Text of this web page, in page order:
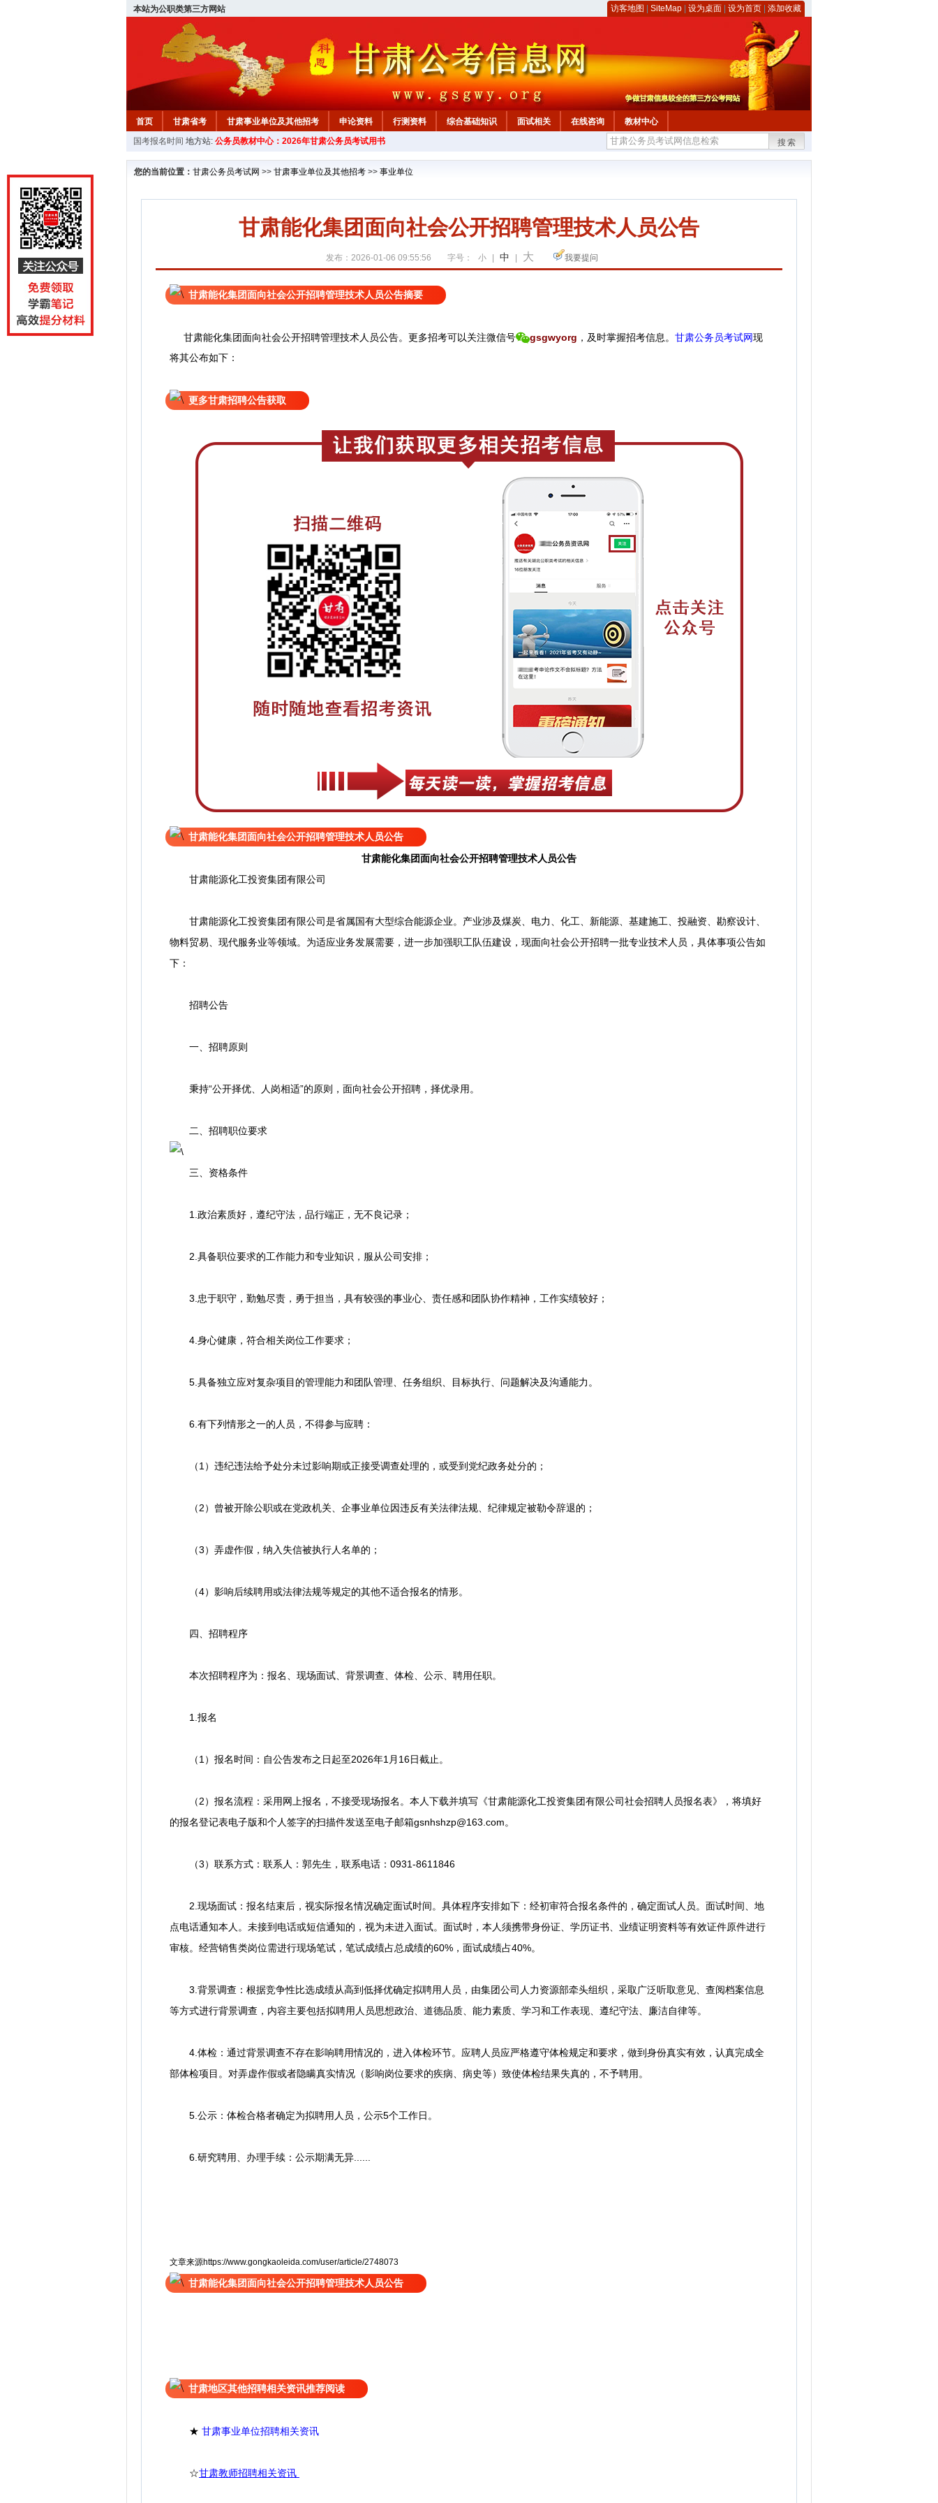
本站为公职类第三方网站 访客地图 SiteMap 设为桌面 设为首页 添加收藏
首页 甘肃省考 甘肃事业单位及其他招考 申论资料 行测资料 综合基础知识 面试相关 在线咨询
教材中心
国考报名时间 地方站: 公务员教材中心：2026年甘肃公务员考试用书 搜索
您的当前位置： 甘肃公务员考试网 >> 甘肃事业单位及其他招考 >> 事业单位
甘肃能化集团面向社会公开招聘管理技术人员公告
发布：2026-01-06 09:55:56 字号： 小 中 大 我要提问
甘肃能化集团面向社会公开招聘管理技术人员公告摘要
甘肃能化集团面向社会公开招聘管理技术人员公告。 更多招考可以关注微信号 gsgwyorg ， 及时掌握招考信息。 甘肃公务员考试网现
将其公布如下：
更多甘肃招聘公告获取
甘肃能化集团面向社会公开招聘管理技术人员公告
甘肃能化集团面向社会公开招聘管理技术人员公告
甘肃能源化工投资集团有限公司
甘肃能源化工投资集团有限公司是省属国有大型综合能源企业。产业涉及煤炭、电力、化工、新能源、基建施工、投融资、勘察设计、
物料贸易、现代服务业等领域。为适应业务发展需要，进一步加强职工队伍建设，现面向社会公开招聘一批专业技术人员，具体事项公告如
下：
招聘公告
一、招聘原则
秉持“公开择优、人岗相适”的原则，面向社会公开招聘，择优录用。
二、招聘职位要求
三、资格条件
1.政治素质好，遵纪守法，品行端正，无不良记录；
2.具备职位要求的工作能力和专业知识，服从公司安排；
3.忠于职守，勤勉尽责，勇于担当，具有较强的事业心、责任感和团队协作精神，工作实绩较好；
4.身心健康，符合相关岗位工作要求；
5.具备独立应对复杂项目的管理能力和团队管理、任务组织、目标执行、问题解决及沟通能力。
6.有下列情形之一的人员，不得参与应聘：
（1）违纪违法给予处分未过影响期或正接受调查处理的，或受到党纪政务处分的；
（2）曾被开除公职或在党政机关、企事业单位因违反有关法律法规、纪律规定被勒令辞退的；
（3）弄虚作假，纳入失信被执行人名单的；
（4）影响后续聘用或法律法规等规定的其他不适合报名的情形。
四、招聘程序
本次招聘程序为：报名、现场面试、背景调查、体检、公示、聘用任职。
1.报名
（1）报名时间：自公告发布之日起至2026年1月16日截止。
（2）报名流程：采用网上报名，不接受现场报名。本人下载并填写《甘肃能源化工投资集团有限公司社会招聘人员报名表》，将填好
的报名登记表电子版和个人签字的扫描件发送至电子邮箱gsnhshzp@163.com。
（3）联系方式：联系人：郭先生，联系电话：0931-8611846
2.现场面试：报名结束后，视实际报名情况确定面试时间。具体程序安排如下：经初审符合报名条件的，确定面试人员。面试时间、地
点电话通知本人。未接到电话或短信通知的，视为未进入面试。面试时，本人须携带身份证、学历证书、业绩证明资料等有效证件原件进行
审核。经营销售类岗位需进行现场笔试，笔试成绩占总成绩的60%，面试成绩占40%。
3.背景调查：根据竞争性比选成绩从高到低择优确定拟聘用人员，由集团公司人力资源部牵头组织，采取广泛听取意见、查阅档案信息
等方式进行背景调查，内容主要包括拟聘用人员思想政治、道德品质、能力素质、学习和工作表现、遵纪守法、廉洁自律等。
4.体检：通过背景调查不存在影响聘用情况的，进入体检环节。应聘人员应严格遵守体检规定和要求，做到身份真实有效，认真完成全
部体检项目。对弄虚作假或者隐瞒真实情况（影响岗位要求的疾病、病史等）致使体检结果失真的，不予聘用。
5.公示：体检合格者确定为拟聘用人员，公示5个工作日。
6.研究聘用、办理手续：公示期满无异......
文章来源https://www.gongkaoleida.com/user/article/2748073
甘肃能化集团面向社会公开招聘管理技术人员公告
甘肃地区其他招聘相关资讯推荐阅读
★ 甘肃事业单位招聘相关资讯
☆甘肃教师招聘相关资讯